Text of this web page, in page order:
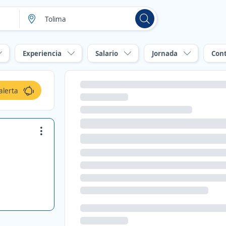
Experiencia Salario Jornada